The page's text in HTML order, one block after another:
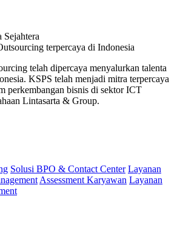
terpercaya di Indonesia
telah dipercaya menyalurkan talenta
KSPS telah menjadi mitra terpercaya
perkembangan bisnis di sektor ICT
Lintasarta & Group.
Solusi BPO & Contact Center Layanan
Assessment Karyawan Layanan